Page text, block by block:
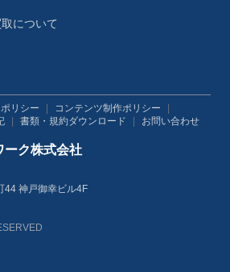
について
リシー コンテンツ制作ポリシー
書類・規約ダウンロード お問い合わせ
ーク株式会社
44 神戸御幸ビル4F